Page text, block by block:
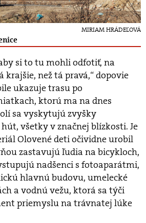
MIRIAM HRÁDEĽOVÁ
si to tu mohli odfotiť, na
než tá pravá,“ dopovie
ukazuje trasu po
ktorú ma na dnes
sa vyskytujú zvyšky
všetky v značnej blízkosti. Je
Olovené deti očividne urobil
zastavujú ľudia na bicykloch,
nadšenci s fotoaparátmi,
hlavnú budovu, umelecké
a vodnú vežu, ktorá sa týči
priemyslu na trávnatej lúke